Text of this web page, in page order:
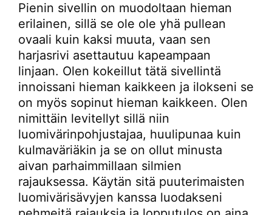
Pienin sivellin on muodoltaan hieman
erilainen, sillä se ole ole yhä pullean
ovaali kuin kaksi muuta, vaan sen
harjasrivi asettautuu kapeampaan
linjaan. Olen kokeillut tätä sivellintä
innoissani hieman kaikkeen ja ilokseni se
on myös sopinut hieman kaikkeen. Olen
nimittäin levitellyt sillä niin
luomivärinpohjustajaa, huulipunaa kuin
kulmaväriäkin ja se on ollut minusta
aivan parhaimmillaan silmien
rajauksessa. Käytän sitä puuterimaisten
luomivärisävyjen kanssa luodakseni